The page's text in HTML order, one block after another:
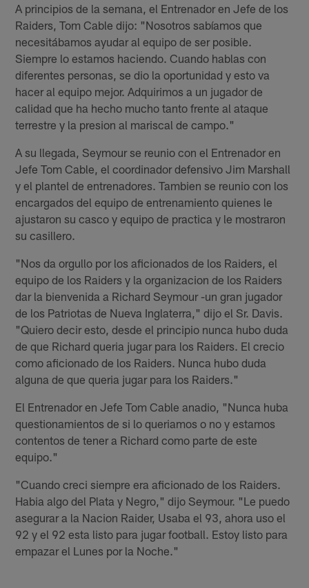
A principios de la semana, el Entrenador en Jefe de los
Raiders, Tom Cable dijo: "Nosotros sabíamos que
necesitábamos ayudar al equipo de ser posible.
Siempre lo estamos haciendo. Cuando hablas con
diferentes personas, se dio la oportunidad y esto va
hacer al equipo mejor. Adquirimos a un jugador de
calidad que ha hecho mucho tanto frente al ataque
terrestre y la presion al mariscal de campo."
A su llegada, Seymour se reunio con el Entrenador en
Jefe Tom Cable, el coordinador defensivo Jim Marshall
y el plantel de entrenadores. Tambien se reunio con los
encargados del equipo de entrenamiento quienes le
ajustaron su casco y equipo de practica y le mostraron
su casillero.
"Nos da orgullo por los aficionados de los Raiders, el
equipo de los Raiders y la organizacion de los Raiders
dar la bienvenida a Richard Seymour -un gran jugador
de los Patriotas de Nueva Inglaterra," dijo el Sr. Davis.
"Quiero decir esto, desde el principio nunca hubo duda
de que Richard queria jugar para los Raiders. El crecio
como aficionado de los Raiders. Nunca hubo duda
alguna de que queria jugar para los Raiders."
El Entrenador en Jefe Tom Cable anadio, "Nunca huba
questionamientos de si lo queriamos o no y estamos
contentos de tener a Richard como parte de este
equipo."
"Cuando creci siempre era aficionado de los Raiders.
Habia algo del Plata y Negro," dijo Seymour. "Le puedo
asegurar a la Nacion Raider, Usaba el 93, ahora uso el
92 y el 92 esta listo para jugar football. Estoy listo para
empazar el Lunes por la Noche."